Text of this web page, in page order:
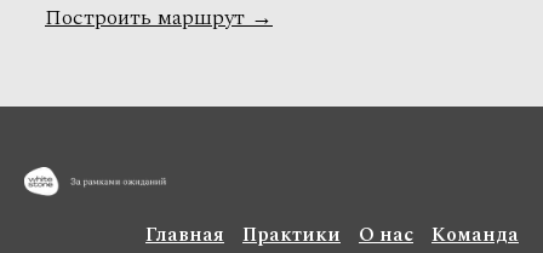
Построить маршрут→
Главная Практики О нас
Команда